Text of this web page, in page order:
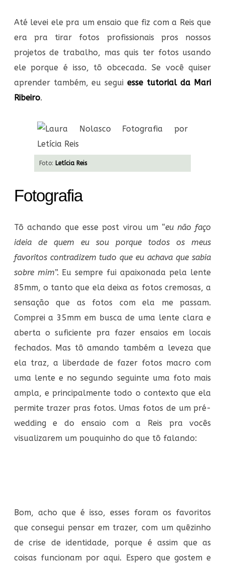
Até levei ele pra um ensaio que fiz com a Reis que
era pra tirar fotos profissionais pros nossos
projetos de trabalho, mas quis ter fotos usando
ele porque é isso, tô obcecada. Se você quiser
aprender também, eu seguiesse tutorial da Mari
Ribeiro.
Foto: Letícia Reis
Fotografia
Tô achando que esse post virou um “eu não faço
ideia de quem eu sou porque todos os meus
favoritos contradizem tudo que eu achava que sabia
sobre mim”. Eu sempre fui apaixonada pela lente
85mm, o tanto que ela deixa as fotos cremosas, a
sensação que as fotos com ela me passam.
Comprei a 35mm em busca de uma lente clara e
aberta o suficiente pra fazer ensaios em locais
fechados. Mas tô amando também a leveza que
ela traz, a liberdade de fazer fotos macro com
uma lente e no segundo seguinte uma foto mais
ampla, e principalmente todo o contexto que ela
permite trazer pras fotos. Umas fotos de um pré-
wedding e do ensaio com a Reis pra vocês
visualizarem um pouquinho do que tô falando:
Bom, acho que é isso, esses foram os favoritos
que consegui pensar em trazer, com um quêzinho
de crise de identidade, porque é assim que as
coisas funcionam por aqui. Espero que gostem e